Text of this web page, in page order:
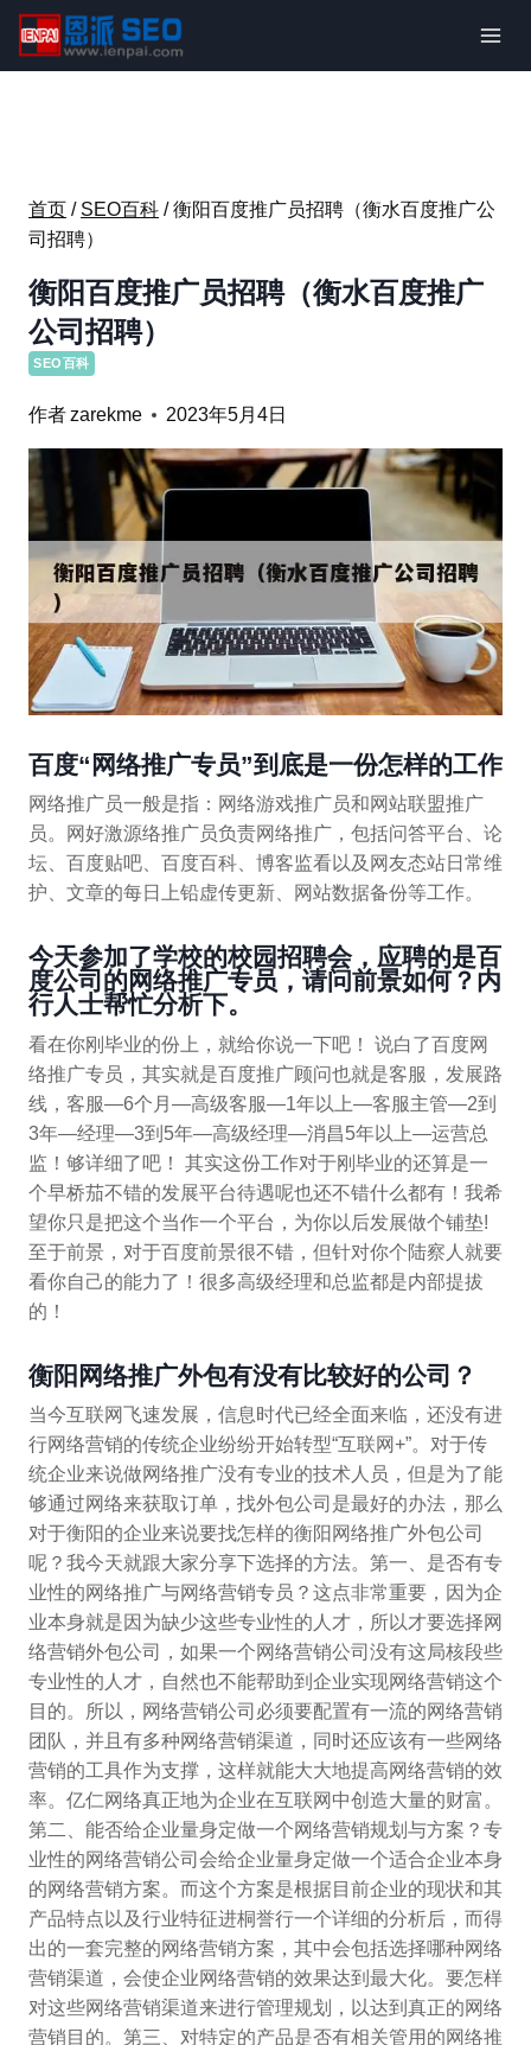
内
首页 / SEO百科 / 衡阳百度推广员招聘（衡水百度推广公
司招聘）
衡阳百度推广员招聘（衡水百度推广
公司招聘）
SEO百科
作者zarekme 2023年5月4日
百度“网络推广专员”到底是一份怎样的工作
网络推广员一般是指：网络游戏推广员和网站联盟推广
员。网好激源络推广员负责网络推广，包括问答平台、论
坛、百度贴吧、百度百科、博客监看以及网友态站日常维
护、文章的每日上铅虚传更新、网站数据备份等工作。
今天参加了学校的校园招聘会，应聘的是百
度公司的网络推广专员，请问前景如何？内
行人士帮忙分析下。
看在你刚毕业的份上，就给你说一下吧！ 说白了百度网
络推广专员，其实就是百度推广顾问也就是客服，发展路
线，客服—6个月—高级客服—1年以上—客服主管—2到
3年—经理—3到5年—高级经理—消昌5年以上—运营总
监！够详细了吧！ 其实这份工作对于刚毕业的还算是一
个早桥茄不错的发展平台待遇呢也还不错什么都有！我希
望你只是把这个当作一个平台，为你以后发展做个铺垫!
至于前景，对于百度前景很不错，但针对你个陆察人就要
看你自己的能力了！很多高级经理和总监都是内部提拔
的！
衡阳网络推广外包有没有比较好的公司？
当今互联网飞速发展，信息时代已经全面来临，还没有进
行网络营销的传统企业纷纷开始转型“互联网+”。对于传
统企业来说做网络推广没有专业的技术人员，但是为了能
够通过网络来获取订单，找外包公司是最好的办法，那么
对于衡阳的企业来说要找怎样的衡阳网络推广外包公司
呢？我今天就跟大家分享下选择的方法。第一、是否有专
业性的网络推广与网络营销专员？这点非常重要，因为企
业本身就是因为缺少这些专业性的人才，所以才要选择网
络营销外包公司，如果一个网络营销公司没有这局核段些
专业性的人才，自然也不能帮助到企业实现网络营销这个
目的。所以，网络营销公司必须要配置有一流的网络营销
团队，并且有多种网络营销渠道，同时还应该有一些网络
营销的工具作为支撑，这样就能大大地提高网络营销的效
率。亿仁网络真正地为企业在互联网中创造大量的财富。
第二、能否给企业量身定做一个网络营销规划与方案？专
业性的网络营销公司会给企业量身定做一个适合企业本身
的网络营销方案。而这个方案是根据目前企业的现状和其
产品特点以及行业特征进桐誉行一个详细的分析后，而得
出的一套完整的网络营销方案，其中会包括选择哪种网络
营销渠道，会使企业网络营销的效果达到最大化。要怎样
对这些网络营销渠道来进行管理规划，以达到真正的网络
营销目的。第三、对特定的产品是否有相关管用的网络推